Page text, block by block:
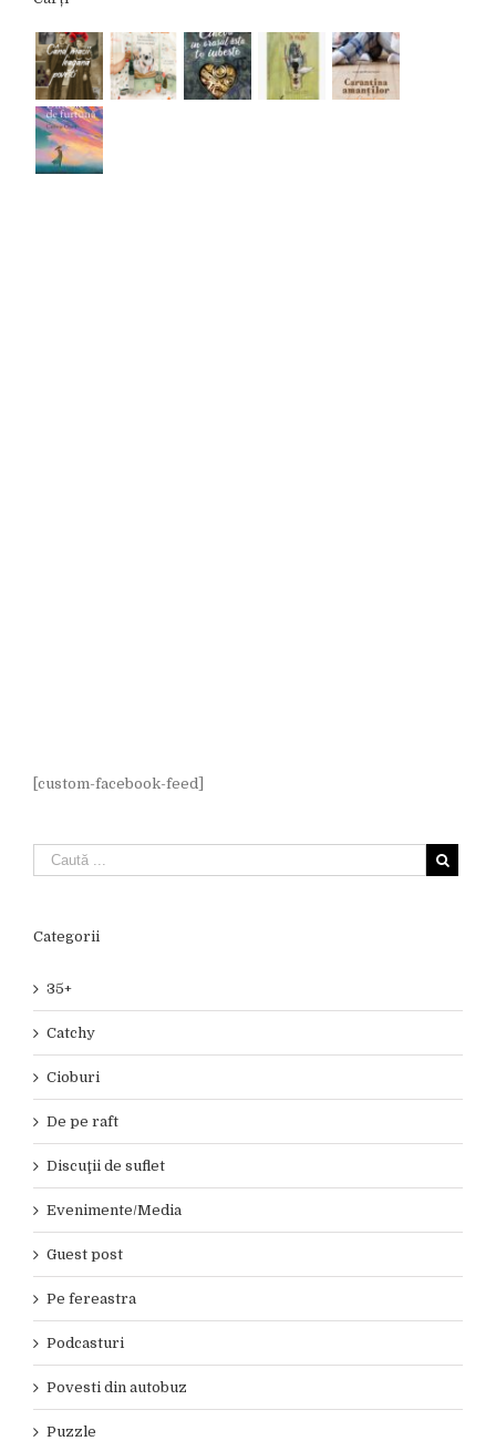
[custom-facebook-feed]
Categorii
35+
Catchy
Cioburi
De pe raft
Discuţii de suflet
Evenimente/Media
Guest post
Pe fereastra
Podcasturi
Povesti din autobuz
Puzzle